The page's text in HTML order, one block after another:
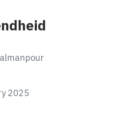
2025